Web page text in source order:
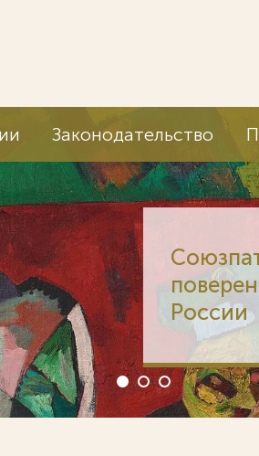
Законодательство
России